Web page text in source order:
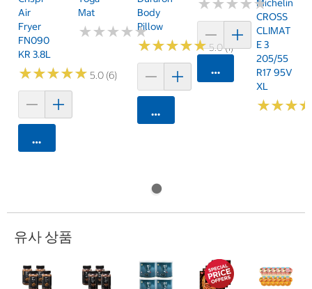
Air
Fryer
FN090
KR 3.8L
★★★★★
★★★★★ 5.0 (6)
카트에 담기
Mat
★★★★★
★★★★★
Body
Pillow
★★★★★
★★★★★5.0 (1)
카트에 담기
★★★★★
★★★★★
카트에 담기
Michelin
CROSS
CLIMAT
E 3
205/55
R17 95V
XL
★★★
★★★
유사 상품